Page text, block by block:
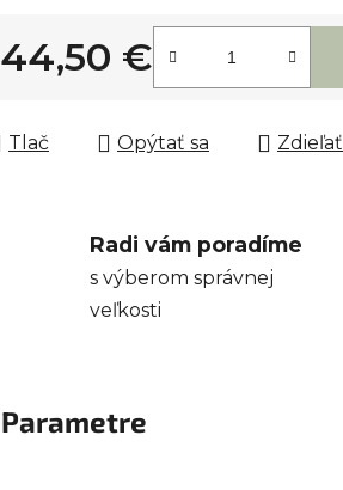
44,50 €
Jednotková cena:
Tlač Opýtať sa Zdieľať
Radi vám poradíme
s výberom správnej
veľkosti
Parametre